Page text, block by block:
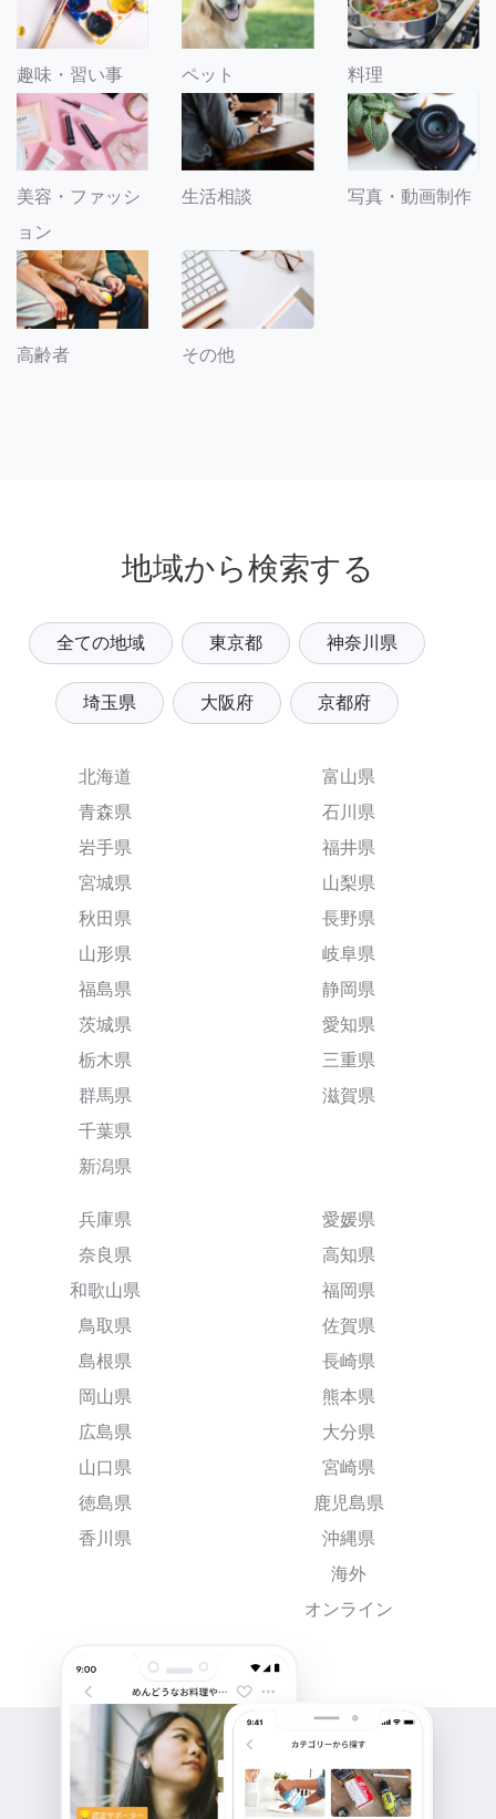
趣味・習い事 ペット 料理
美容・ファッシ
ョン
生活相談 写真・動画制作
高齢者 その他
地域から検索する
全ての地域 東京都 神奈川県
埼玉県 大阪府 京都府
北海道
青森県
岩手県
宮城県
秋田県
山形県
福島県
茨城県
栃木県
群馬県
千葉県
新潟県
富山県
石川県
福井県
山梨県
長野県
岐阜県
静岡県
愛知県
三重県
滋賀県
兵庫県
奈良県
和歌山県
鳥取県
島根県
岡山県
広島県
山口県
徳島県
香川県
愛媛県
高知県
福岡県
佐賀県
長崎県
熊本県
大分県
宮崎県
鹿児島県
沖縄県
海外
オンライン